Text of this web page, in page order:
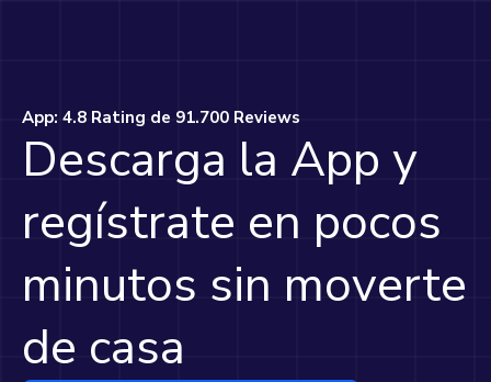
App: 4.8 Rating de 91.700 Reviews
Descarga la App y
regístrate en pocos
minutos sin moverte
de casa